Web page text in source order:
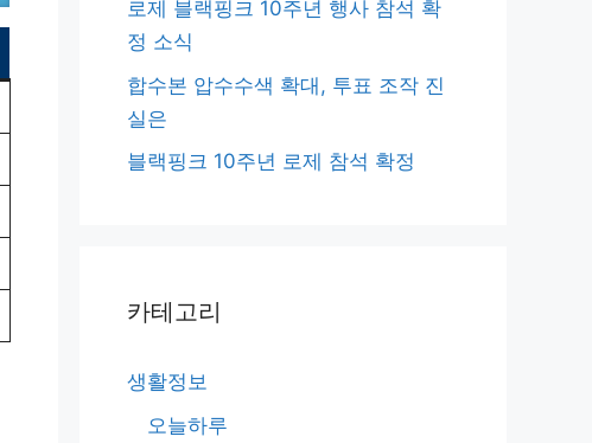
로제 블랙핑크 10주년 행사 참석 확
정 소식
합수본 압수수색 확대, 투표 조작 진
실은
블랙핑크 10주년 로제 참석 확정
카테고리
생활정보
오늘하루